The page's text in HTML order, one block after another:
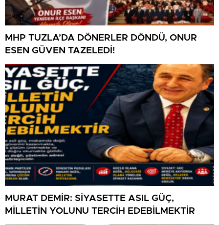
MHP TUZLA’DA DÖNERLER DÖNDÜ, ONUR
ESEN GÜVEN TAZELEDİ!
MURAT DEMİR: SİYASETTE ASIL GÜÇ,
MİLLETİN YOLUNU TERCİH EDEBİLMEKTİR